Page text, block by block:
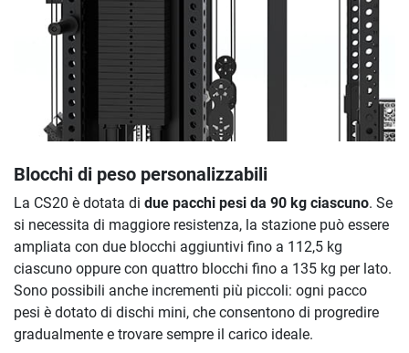
Blocchi di peso personalizzabili
La CS20 è dotata di due pacchi pesi da 90 kg ciascuno. Se
si necessita di maggiore resistenza, la stazione può essere
ampliata con due blocchi aggiuntivi fino a 112,5 kg
ciascuno oppure con quattro blocchi fino a 135 kg per lato.
Sono possibili anche incrementi più piccoli: ogni pacco
pesi è dotato di dischi mini, che consentono di progredire
gradualmente e trovare sempre il carico ideale.